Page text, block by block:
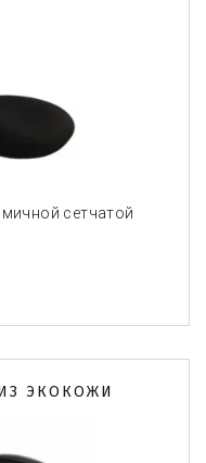
сетчатой
ЭКОКОЖИ